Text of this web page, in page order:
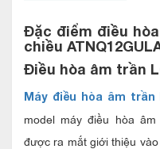
Đặc điểm điều hòa
chiều
Điều hòa âm trần
Máy điều hòa âm trần
model máy điều hòa
được ra mắt giới thiệu